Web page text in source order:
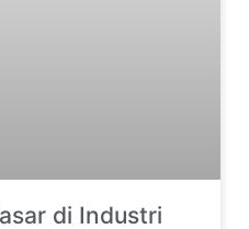
di Industri